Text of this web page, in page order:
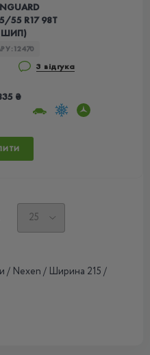
55 R17 98T
ШИП)
12470
3 відгука
₴
/ Nexen / Ширина 215 /